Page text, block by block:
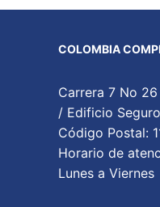
COLOMBIA
Carrera 7 No
/ Edificio
Código Postal:
Horario de
Lunes a Viernes